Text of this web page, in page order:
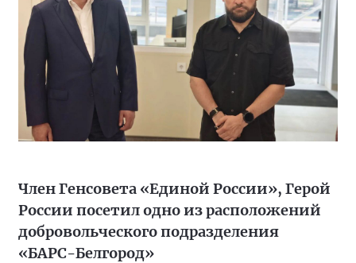
Член Генсовета «Единой России», Герой
России посетил одно из расположений
добровольческого подразделения
«БАРС-Белгород»